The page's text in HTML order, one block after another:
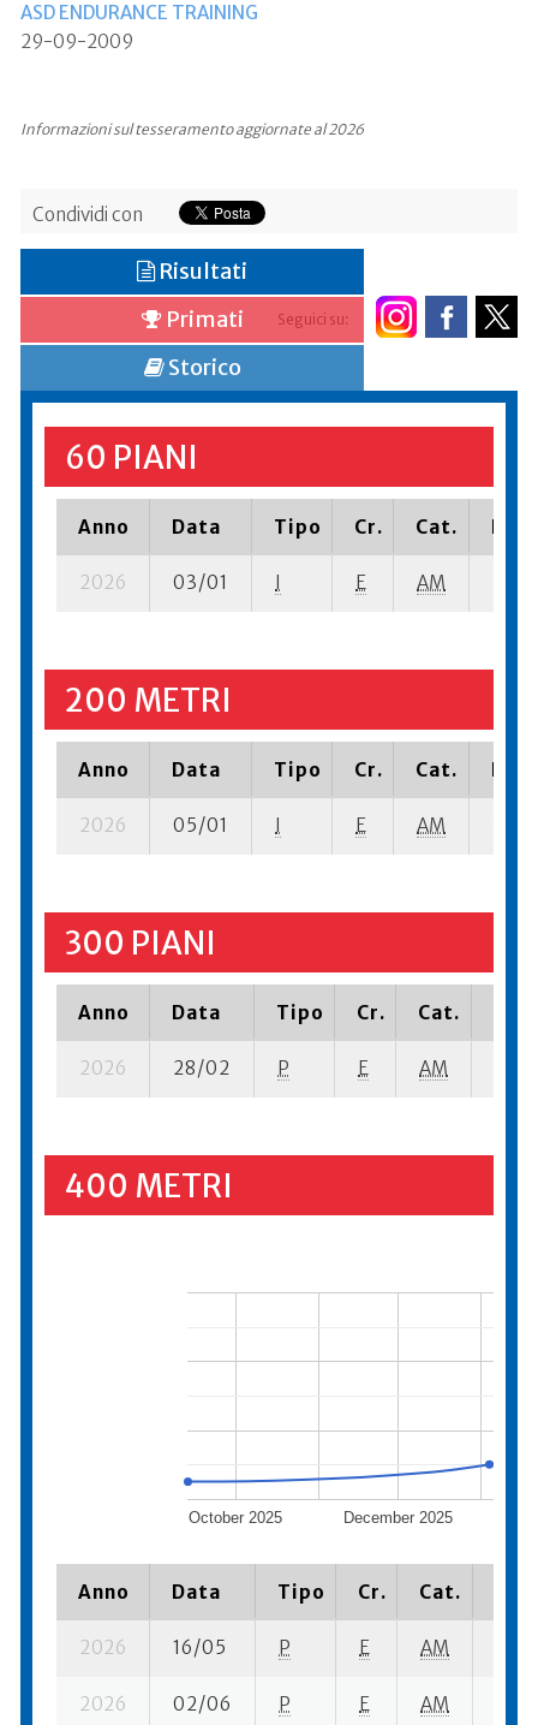
ASD ENDURANCE TRAINING
29-09-2009
Informazioni sul tesseramento aggiornate al 2026
Condividi con
Seguici su:
Risultati
Primati
Storico
60 PIANI
Anno Data Tipo Cr. Cat.
2026 03/01 I E AM
200 METRI
Anno Data Tipo Cr. Cat.
2026 05/01 I E AM
300 PIANI
Anno Data Tipo Cr. Cat.
2026 28/02 P E AM
400 METRI
October 2025 December 2025
Anno Data Tipo Cr. Cat.
2026 16/05 P E AM
2026 02/06 P E AM